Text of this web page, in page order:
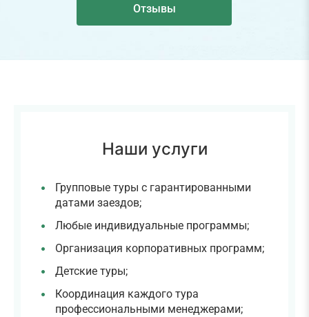
Отзывы
Наши услуги
Групповые туры с гарантированными
датами заездов;
Любые индивидуальные программы;
Организация корпоративных программ;
Детские туры;
Координация каждого тура
профессиональными менеджерами;